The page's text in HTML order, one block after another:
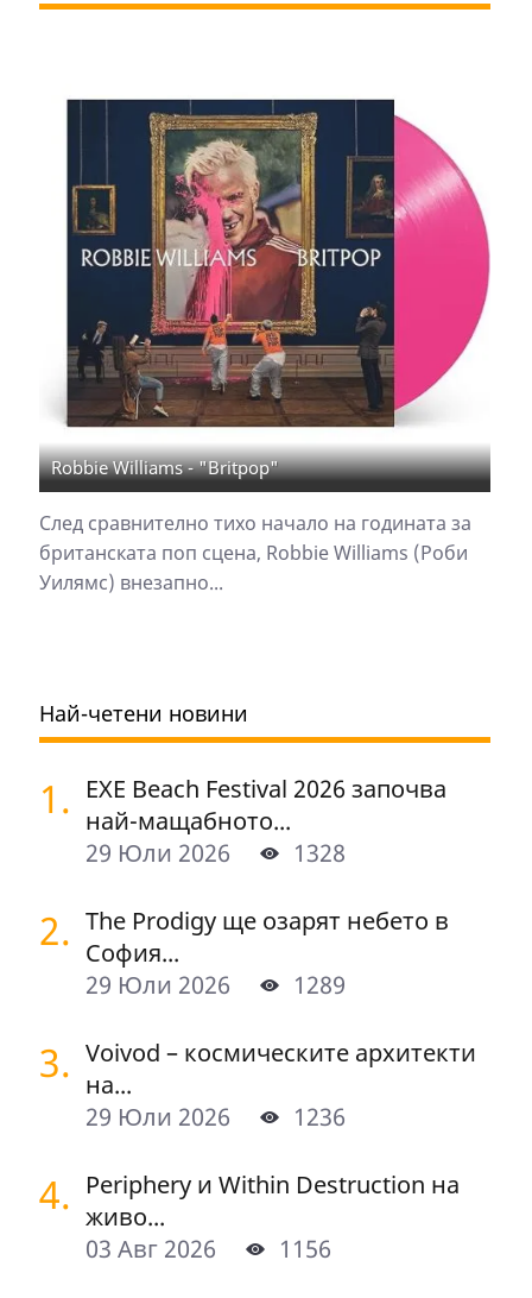
Robbie Williams - "Britpop"
След сравнително тихо начало на годината за
британската поп сцена, Robbie Williams (Роби
Уилямс) внезапно...
Най-четени новини
1. EXE Beach Festival 2026 започва
най-мащабното...
29 Юли 2026
1328
2. The Prodigy ще озарят небето в
София...
29 Юли 2026
1289
3. Voivod – космическите архитекти
на...
29 Юли 2026
1236
4. Periphery и Within Destruction на
живо...
03 Авг 2026
1156